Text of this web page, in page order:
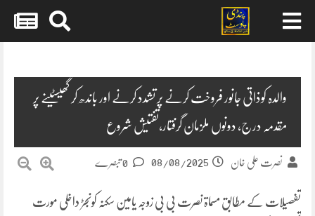
والدہ کوذاتی جانور فروخت کرنے پر تشدد کرنے اور باندھ کر گھیسٹینے پر
مقدمہ درج، دونوں ملزمان گرفتار،تفتیش شروع
نصرت علی خان 08/08/2025
تفصیلات کے مطابق مسماۃ نصرت بی بی زوجہ یامین سکنہ کونجڑ داخلی مورت